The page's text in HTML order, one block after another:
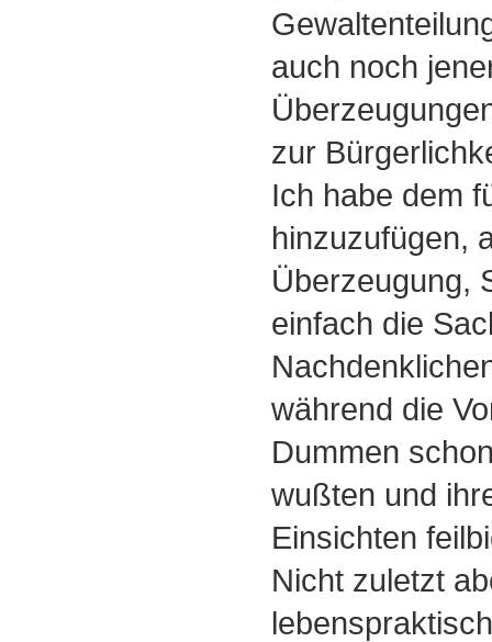
auch noch
zur
Ich habe dem
hinzuzufügen,
Überzeugung,
einfach die
während die
Dummen
wußten und
Einsichten
Nicht zuletzt